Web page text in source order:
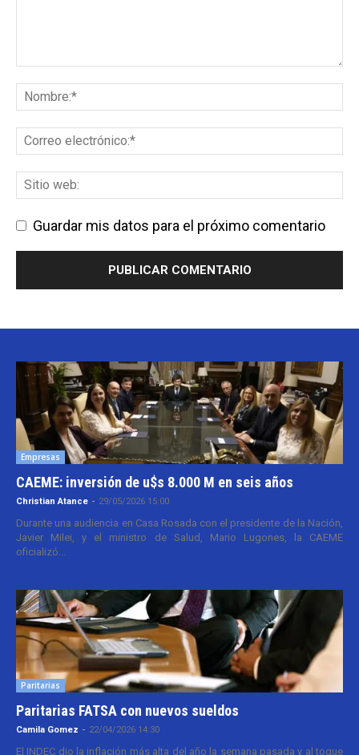
Guardar mis datos para el próximo comentario
Empresas
CAEME: inversión de u$s 8.000 M en seis años
Christian Atance - 29/05/2026 15:00
Durante una audiencia en Casa Rosada con el presidente de la Nación,
Javier Milei, y el ministro de Salud, Mario Lugones, la CAEME
oficializó...
Paritarias
Paritarias FATSA con nuevos sueldos
Camila Gomez - 22/04/2026 14:30
El INDEC dio la inflación más alta del año la semana pasada y al toque